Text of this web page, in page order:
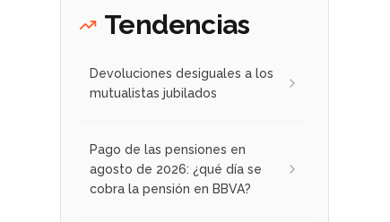
Tendencias
Devoluciones desiguales a los
mutualistas jubilados
Pago de las pensiones en
agosto de 2026: ¿qué día se
cobra la pensión en BBVA?